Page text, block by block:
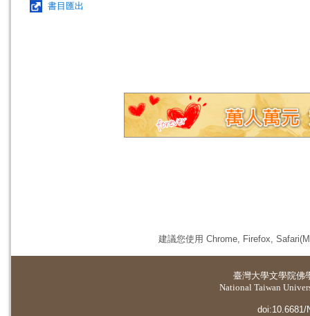
書目匯出
建議您使用 Chrome, Firefox,
臺灣大學文學院佛
National Taiwan
doi:10.6681/